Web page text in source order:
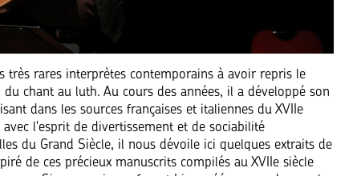
très rares interprètes contemporains à avoir repris le
chant au luth. Au cours des années, il a développé son
dans les sources françaises et italiennes du XVIIe
avec l'esprit de divertissement et de sociabilité
du Grand Siècle, il nous dévoile ici quelques extraits de
de ces précieux manuscrits compilés au XVIIe siècle